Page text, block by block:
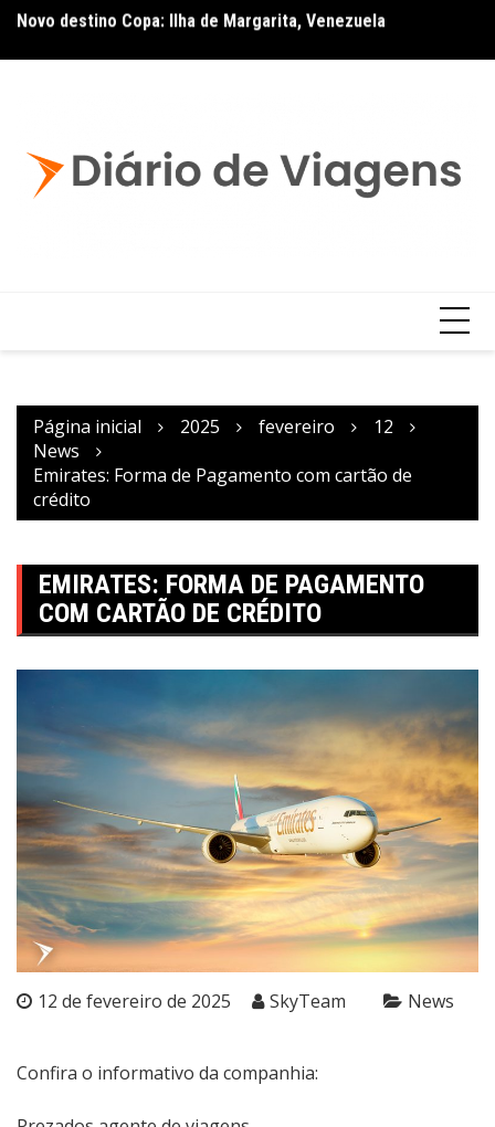
Novo destino Copa: Ilha de Margarita, Venezuela
Página inicial 2025 fevereiro
12
News
Emirates: Forma de Pagamento com cartão de
crédito
EMIRATES: FORMA DE PAGAMENTO
COM CARTÃO DE CRÉDITO
12 de fevereiro de 2025 SkyTeam News
Confira o informativo da companhia: